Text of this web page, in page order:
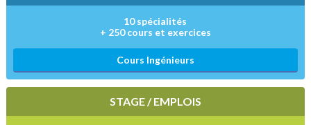
STAGE / EMPLOIS
10 spécialités
+ 250 cours et exercices
Cours Ingénieurs